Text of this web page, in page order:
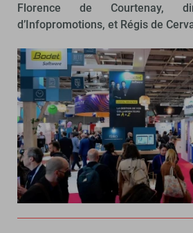
Florence de Courtenay,
d’Infopromotions, et Régis de